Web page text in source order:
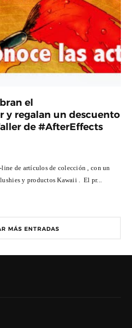
el
y regalan un descuento
de #AfterEffects
de artículos de colección , con un
y productos Kawaii . El pr...
MÁS ENTRADAS